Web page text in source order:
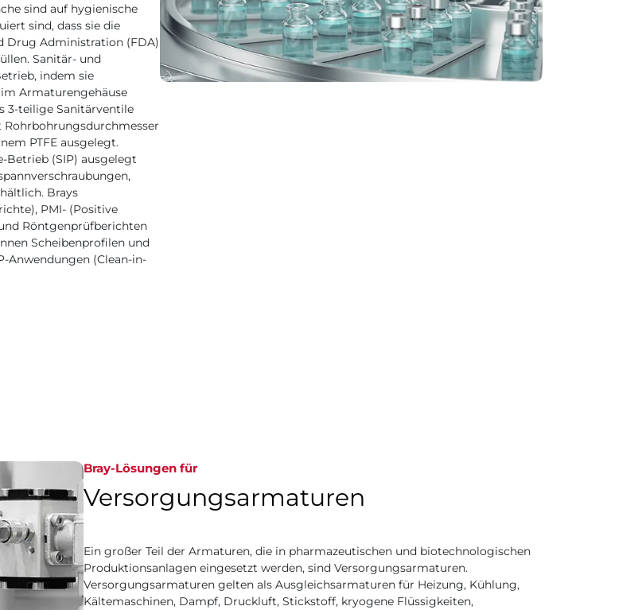
sind auf hygienische
sind, dass sie die
Drug Administration (FDA)
Sanitär- und
indem sie
Armaturengehäuse
3-teilige Sanitärventile
PTFE ausgelegt.
Betrieb (SIP) ausgelegt
Brays
PMI- (Positive
Röntgenprüfberichten
Scheibenprofilen und
Anwendungen (Clean-in-
Bray-Lösungen für
Versorgungsarmaturen
Ein großer Teil der Armaturen, die in pharmazeutischen und biotechnologischen
Produktionsanlagen eingesetzt werden, sind Versorgungsarmaturen.
Versorgungsarmaturen gelten als Ausgleichsarmaturen für Heizung, Kühlung,
Kältemaschinen, Dampf, Druckluft, Stickstoff, kryogene Flüssigkeiten,